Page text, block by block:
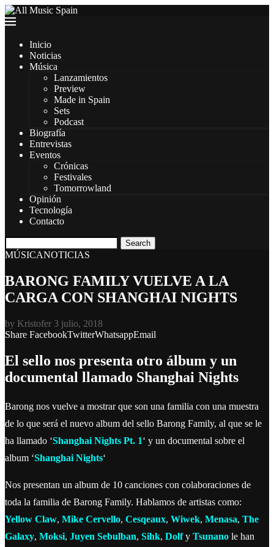
Inicio
Noticias
Música
Lanzamientos
Preview
Made in Spain
Sets
Podcast
Biografía
Entrevistas
Eventos
Crónicas
Festivales
Tomorrowland
Opinión
Tecnología
Contacto
Search
MÚSICANOTICIAS
BARONG FAMILY VUELVE A LA
CARGA CON SHANGHAI NIGHTS
by Kristofer 3 julio, 2018
Share FacebookTwitterWhatsappEmail
El sello nos presenta otro álbum y un
documental llamado Shanghai Nights
Barong nos vuelve a mostrar que son una familia con una muestra
de lo que será el nuevo album del sello Barong Family, al que se le
ha llamado ‘Shanghai Nights Pt. 1‘ y un documental sobre el
album ‘Shanghai Nights‘
Nos presentan un album de 10 canciones con colaboraciones de
toda la familia de Barong Family. Hablamos de artistas como:
Yellow Claw, Mike Cervello, Cesqeaux, Wiwek, Menasa, The
Galaxy, Moksi, Juyen Sebulban, Sihk, Dolfy Tsunano le han